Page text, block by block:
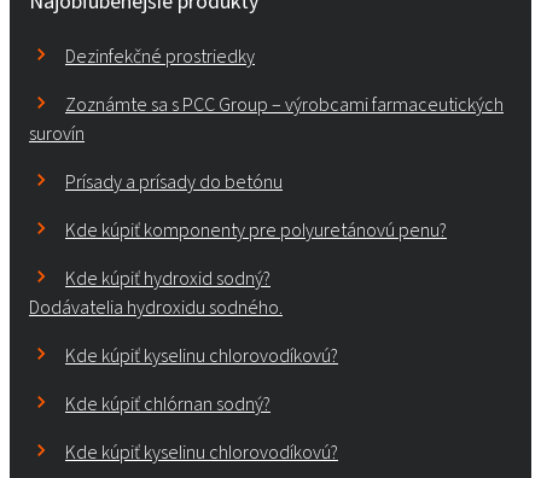
Dezinfekčné prostriedky
Zoznámte sa s PCC Group – výrobcami farmaceutických
surovín
Prísady a prísady do betónu
Kde kúpiť komponenty pre polyuretánovú penu?
Kde kúpiť hydroxid sodný?
Dodávatelia hydroxidu sodného.
Kde kúpiť kyselinu chlorovodíkovú?
Kde kúpiť chlórnan sodný?
Kde kúpiť kyselinu chlorovodíkovú?